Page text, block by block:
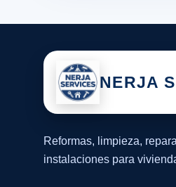
NERJA
Reformas, limpieza,
instalaciones para